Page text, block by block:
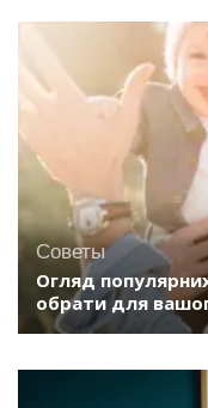
Советы
Огляд
обрати для